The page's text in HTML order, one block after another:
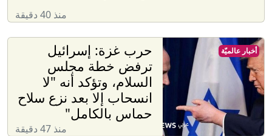
منذ 40 دقيقة
حرب غزة: إسرائيل
ترفض خطة مجلس
السلام، وتؤكد أنه "لا
انسحاب إلا بعد نزع سلاح
حماس بالكامل"
منذ 47 دقيقة
أخبار عالميّة